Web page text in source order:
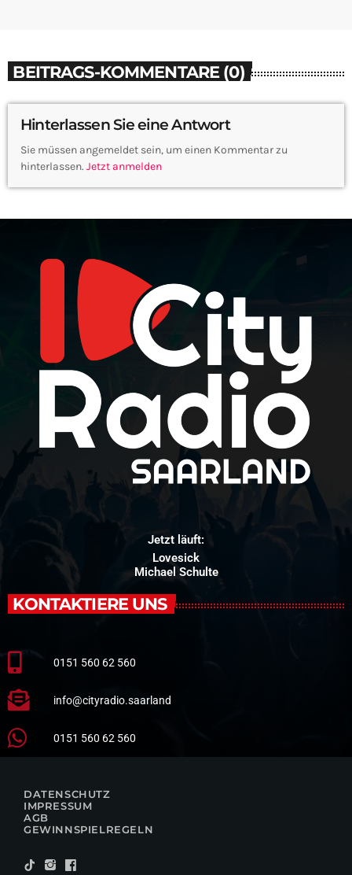
BEITRAGS-KOMMENTARE (0)
Hinterlassen Sie eine Antwort
Sie müssen angemeldet sein, um einen Kommentar zu
hinterlassen. Jetzt anmelden
Jetzt läuft:
Lovesick
Michael Schulte
KONTAKTIERE UNS
0151 560 62 560
info@cityradio.saarland
0151 560 62 560
DATENSCHUTZ
IMPRESSUM
AGB
GEWINNSPIELREGELN